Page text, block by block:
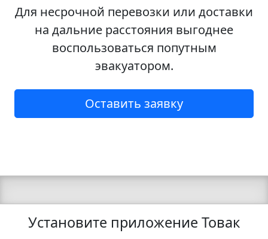
Для несрочной перевозки или доставки
на дальние расстояния выгоднее
воспользоваться попутным
эвакуатором.
Оставить заявку
Установите приложение Товак